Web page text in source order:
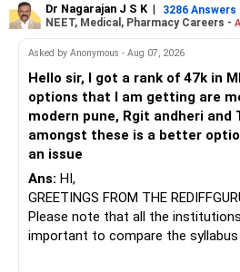
– Axis Consumption
– HDFC Multicap
– HDFC Multicap 50/25/25 Index
– HSBC India Export Opportunities
– ICICI Prudential Opportunities
– Sundaram Multi Asset Allocation
– Tata Nifty Auto Index
– Tata Nifty India Tourism Index
I would not judge these funds only
Some are sector, thematic or
to enhance your job prospects.
BEST WISHES.
Dr Nagarajan J S K | 3286 Answers
NEET, Medical, Pharmacy Careers -
Asked by Anonymous - Aug 07, 2026
Hello sir, I got a rank of 47k in
options that I am getting are
modern pune, Rgit andheri and
amongst these is a better
an issue
Ans: HI,
GREETINGS FROM THE
Please note that all the
important to compare the
which the institution is affiliated.